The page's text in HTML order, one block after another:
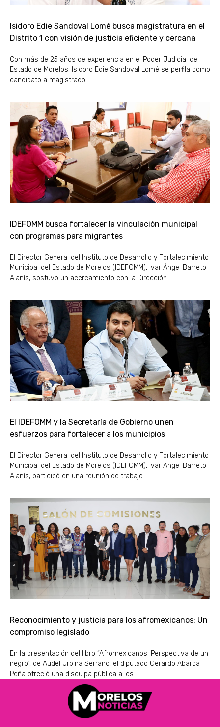
Isidoro Edie Sandoval Lomé busca magistratura en el
Distrito 1 con visión de justicia eficiente y cercana
Con más de 25 años de experiencia en el Poder Judicial del
Estado de Morelos, Isidoro Edie Sandoval Lomé se perfila como
candidato a magistrado
IDEFOMM busca fortalecer la vinculación municipal
con programas para migrantes
El Director General del Instituto de Desarrollo y Fortalecimiento
Municipal del Estado de Morelos (IDEFOMM), Ivar Ángel Barreto
Alanís, sostuvo un acercamiento con la Dirección
El IDEFOMM y la Secretaría de Gobierno unen
esfuerzos para fortalecer a los municipios
El Director General del Instituto de Desarrollo y Fortalecimiento
Municipal del Estado de Morelos (IDEFOMM), Ivar Angel Barreto
Alanís, participó en una reunión de trabajo
Reconocimiento y justicia para los afromexicanos: Un
compromiso legislado
En la presentación del libro “Afromexicanos. Perspectiva de un
negro”, de Audel Urbina Serrano, el diputado Gerardo Abarca
Peña ofreció una disculpa pública a los